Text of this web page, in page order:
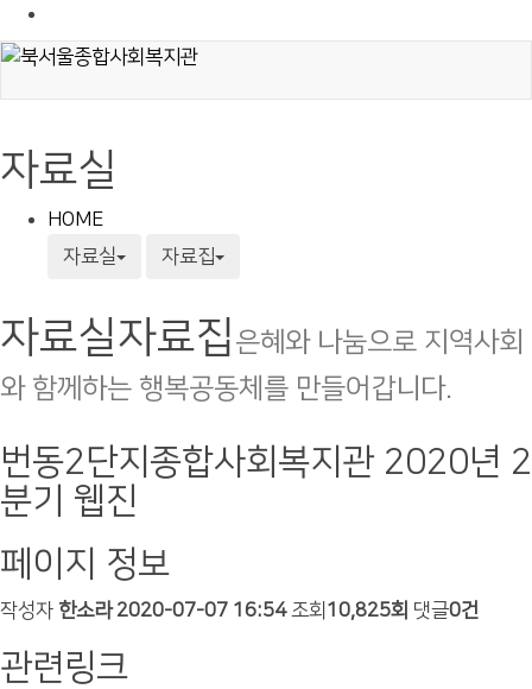
자료실
HOME
자료실
자료집
자료실자료집은혜와 나눔으로 지역사회
와 함께하는 행복공동체를 만들어갑니다.
번동2단지종합사회복지관 2020년 2
분기 웹진
페이지 정보
작성자 한소라 2020-07-07 16:54조회 10,825회 댓글0건
관련링크